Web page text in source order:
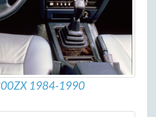
1984-1990